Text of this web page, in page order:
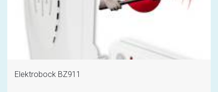
Elektrobock BZ911